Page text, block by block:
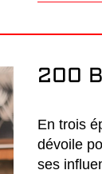
200
En trois
dévoile
ses